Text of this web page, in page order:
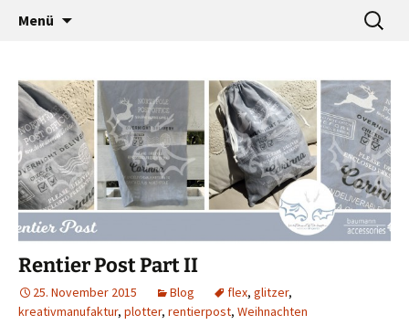
baumann-accessories
…a designers world
Menü
Suche
nach:
Rentier Post Part II
25. November 2015 Blog flex, glitzer,
kreativmanufaktur, plotter, rentierpost, Weihnachten